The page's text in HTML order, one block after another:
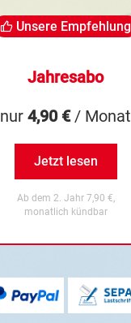
Unsere Empfehlung
Jahresabo
nur 4,90 €/ Monat
Jetzt lesen
Ab dem 2. Jahr 7,90 €,
monatlich kündbar